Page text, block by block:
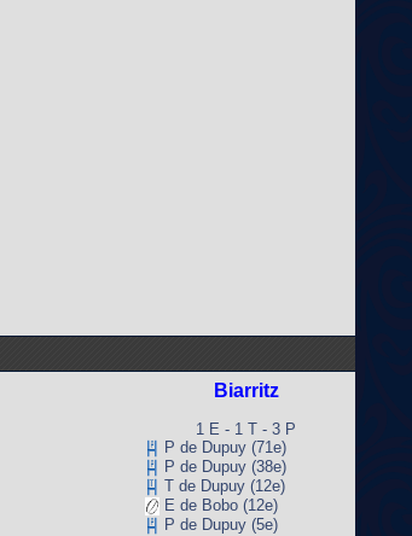
Biarritz
1 E - 1 T - 3 P
P de Dupuy (71e)
P de Dupuy (38e)
T de Dupuy (12e)
E de Bobo (12e)
P de Dupuy (5e)